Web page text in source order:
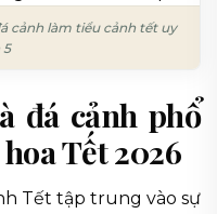
cảnh làm tiểu cảnh tết uy
5
đá cảnh phổ
Tết 2026
Tết tập trung vào sự